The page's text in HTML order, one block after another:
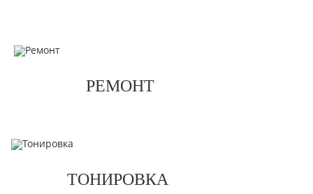
РЕМОНТ
ТОНИРОВКА